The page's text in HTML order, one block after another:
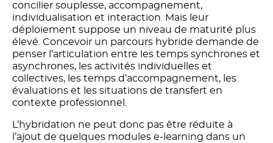
concilier souplesse, accompagnement,
individualisation et interaction. Mais leur
déploiement suppose un niveau de maturité plus
élevé. Concevoir un parcours hybride demande de
penser l’articulation entre les temps synchrones et
asynchrones, les activités individuelles et
collectives, les temps d’accompagnement, les
évaluations et les situations de transfert en
contexte professionnel.
L’hybridation ne peut donc pas être réduite à
l’ajout de quelques modules e-learning dans un